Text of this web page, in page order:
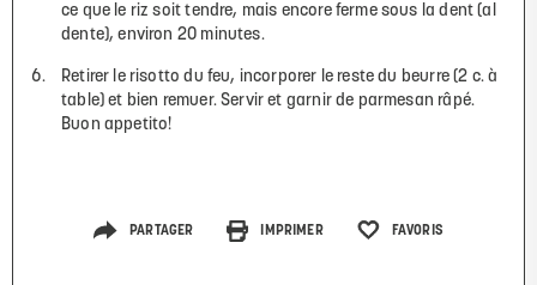
ce que le riz soit tendre, mais encore ferme sous la dent (al
dente), environ 20 minutes.
Retirer le risotto du feu, incorporer le reste du beurre (2 c. à
table) et bien remuer. Servir et garnir de parmesan râpé.
Buon appetito!
PARTAGER IMPRIMER FAVORIS